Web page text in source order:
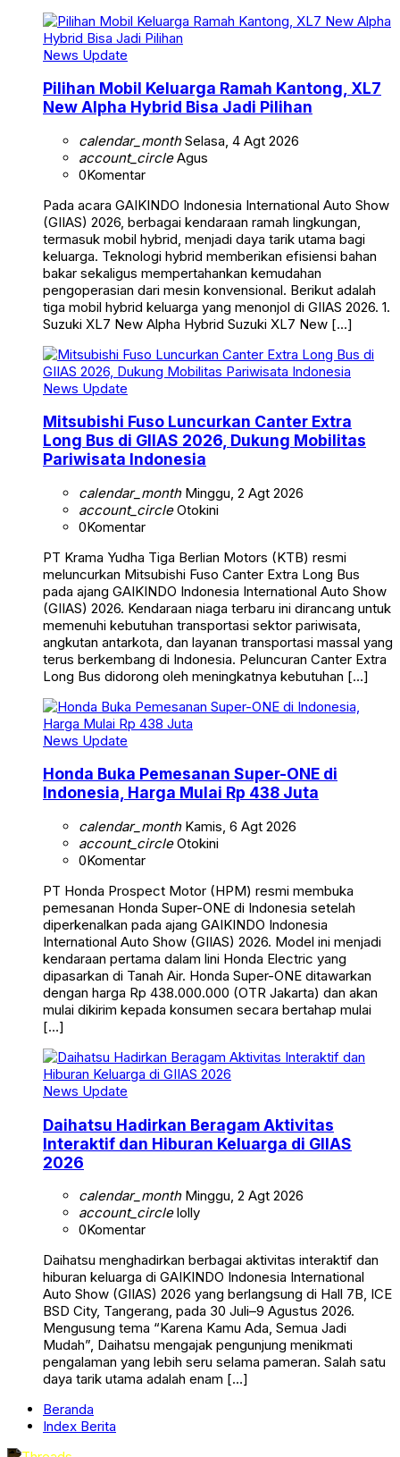
News Update
Pilihan Mobil Keluarga Ramah Kantong, XL7
New Alpha Hybrid Bisa Jadi Pilihan
calendar_monthSelasa, 4 Agt 2026
account_circleAgus
0Komentar
Pada acara GAIKINDO Indonesia International Auto Show
(GIIAS) 2026, berbagai kendaraan ramah lingkungan,
termasuk mobil hybrid, menjadi daya tarik utama bagi
keluarga. Teknologi hybrid memberikan efisiensi bahan
bakar sekaligus mempertahankan kemudahan
pengoperasian dari mesin konvensional. Berikut adalah
tiga mobil hybrid keluarga yang menonjol di GIIAS 2026. 1.
Suzuki XL7 New Alpha Hybrid Suzuki XL7 New […]
News Update
Mitsubishi Fuso Luncurkan Canter Extra
Long Bus di GIIAS 2026, Dukung Mobilitas
Pariwisata Indonesia
calendar_monthMinggu, 2 Agt 2026
account_circleOtokini
0Komentar
PT Krama Yudha Tiga Berlian Motors (KTB) resmi
meluncurkan Mitsubishi Fuso Canter Extra Long Bus
pada ajang GAIKINDO Indonesia International Auto Show
(GIIAS) 2026. Kendaraan niaga terbaru ini dirancang untuk
memenuhi kebutuhan transportasi sektor pariwisata,
angkutan antarkota, dan layanan transportasi massal yang
terus berkembang di Indonesia. Peluncuran Canter Extra
Long Bus didorong oleh meningkatnya kebutuhan […]
News Update
Honda Buka Pemesanan Super-ONE di
Indonesia, Harga Mulai Rp 438 Juta
calendar_monthKamis, 6 Agt 2026
account_circleOtokini
0Komentar
PT Honda Prospect Motor (HPM) resmi membuka
pemesanan Honda Super-ONE di Indonesia setelah
diperkenalkan pada ajang GAIKINDO Indonesia
International Auto Show (GIIAS) 2026. Model ini menjadi
kendaraan pertama dalam lini Honda Electric yang
dipasarkan di Tanah Air. Honda Super-ONE ditawarkan
dengan harga Rp 438.000.000 (OTR Jakarta) dan akan
mulai dikirim kepada konsumen secara bertahap mulai
[…]
News Update
Daihatsu Hadirkan Beragam Aktivitas
Interaktif dan Hiburan Keluarga di GIIAS
2026
calendar_monthMinggu, 2 Agt 2026
account_circlelolly
0Komentar
Daihatsu menghadirkan berbagai aktivitas interaktif dan
hiburan keluarga di GAIKINDO Indonesia International
Auto Show (GIIAS) 2026 yang berlangsung di Hall 7B, ICE
BSD City, Tangerang, pada 30 Juli–9 Agustus 2026.
Mengusung tema “Karena Kamu Ada, Semua Jadi
Mudah”, Daihatsu mengajak pengunjung menikmati
pengalaman yang lebih seru selama pameran. Salah satu
daya tarik utama adalah enam […]
Beranda
Index Berita